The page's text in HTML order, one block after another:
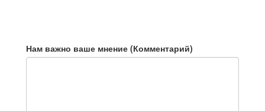
Нам важно ваше мнение (Комментарий)